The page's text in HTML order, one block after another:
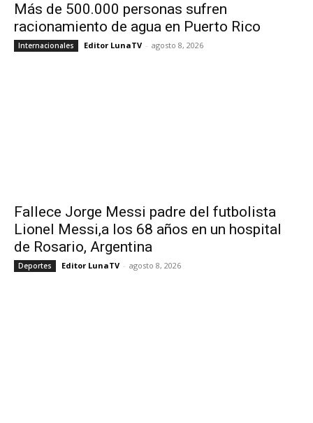
Más de 500.000 personas sufren
racionamiento de agua en Puerto Rico
Internacionales Editor LunaTV - agosto 8, 2026
Fallece Jorge Messi padre del futbolista
Lionel Messi,a los 68 años en un hospital
de Rosario, Argentina
Deportes Editor LunaTV - agosto 8, 2026